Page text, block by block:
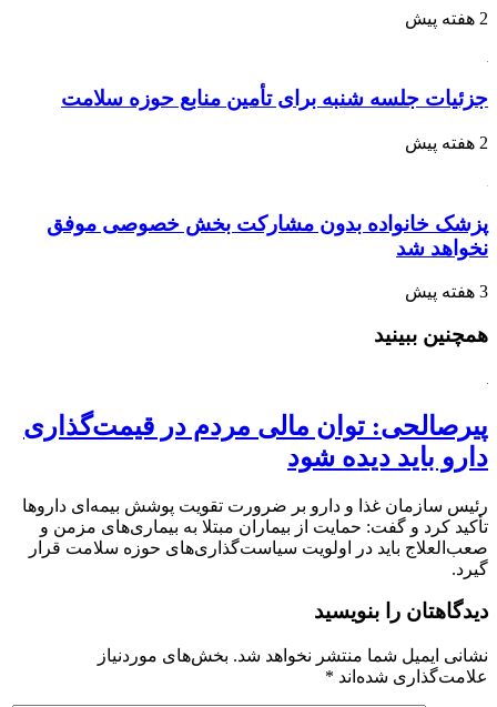
2 هفته پیش
جزئیات جلسه شنبه برای تأمین منابع حوزه سلامت
2 هفته پیش
پزشک خانواده بدون مشارکت بخش خصوصی موفق
نخواهد شد
3 هفته پیش
همچنین ببینید
پیرصالحی: توان مالی مردم در قیمت‌گذاری
دارو باید دیده شود
رئیس سازمان غذا و دارو بر ضرورت تقویت پوشش بیمه‌ای داروها
تأکید کرد و گفت: حمایت از بیماران مبتلا به بیماری‌های مزمن و
صعب‌العلاج باید در اولویت سیاست‌گذاری‌های حوزه سلامت قرار
گیرد.
دیدگاهتان را بنویسید
نشانی ایمیل شما منتشر نخواهد شد. بخش‌های موردنیاز
علامت‌گذاری شده‌اند *